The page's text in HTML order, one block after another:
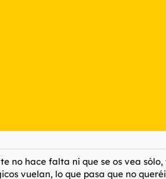
no hace falta ni que se os vea
vuelan, lo que pasa que no